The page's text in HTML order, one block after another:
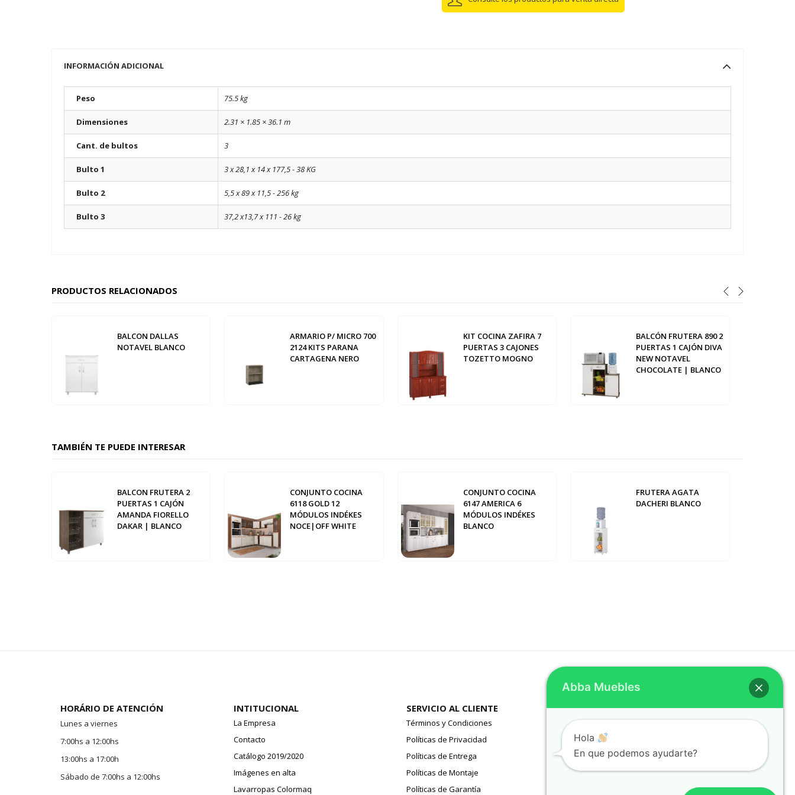
INFORMACIÓN ADICIONAL
Peso 75.5 kg
Dimensiones 2.31 × 1.85 × 36.1 m
Cant. de bultos 3
Bulto 1 3 x 28,1 x 14 x 177,5 - 38 KG
Bulto 2 5,5 x 89 x 11,5 - 256 kg
Bulto 3 37,2 x13,7 x 111 - 26 kg
PRODUCTOS RELACIONADOS
BALCON DALLAS
NOTAVEL BLANCO
ARMARIO P/ MICRO 700
2124 KITS PARANA
CARTAGENA NERO
KIT COCINA ZAFIRA 7
PUERTAS 3 CAJONES
TOZETTO MOGNO
BALCÓN FRUTERA 890 2
PUERTAS 1 CAJÓN DIVA
NEW NOTAVEL
CHOCOLATE | BLANCO
TAMBIÉN TE PUEDE INTERESAR
BALCON FRUTERA 2
PUERTAS 1 CAJÓN
AMANDA FIORELLO
DAKAR | BLANCO
CONJUNTO COCINA
6118 GOLD 12
MÓDULOS INDÉKES
NOCE|OFF WHITE
CONJUNTO COCINA
6147 AMERICA 6
MÓDULOS INDÉKES
BLANCO
FRUTERA AGATA
DACHERI BLANCO
HORÁRIO DE ATENCIÓN
Lunes a viernes
7:00hs a 12:00hs
13:00hs a 17:00h
Sábado de 7:00hs a 12:00hs
INTITUCIONAL
La Empresa
Contacto
Catálogo 2019/2020
Imágenes en alta
Lavarropas Colormaq
SERVICIO AL CLIENTE
Términos y Condiciones
Políticas de Privacidad
Políticas de Entrega
Políticas de Montaje
Políticas de Garantía
REDES SOCIALES
Facebook
Instagram
Twitter
Youtube
Abba Muebles
Hola
En que podemos ayudarte?